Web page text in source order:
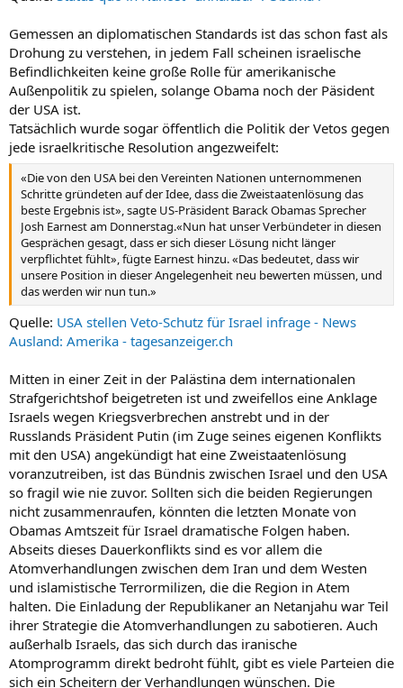
Gemessen an diplomatischen Standards ist das schon fast als
Drohung zu verstehen, in jedem Fall scheinen israelische
Befindlichkeiten keine große Rolle für amerikanische
Außenpolitik zu spielen, solange Obama noch der Päsident
der USA ist.
Tatsächlich wurde sogar öffentlich die Politik der Vetos gegen
jede israelkritische Resolution angezweifelt:
«Die von den USA bei den Vereinten Nationen unternommenen
Schritte gründeten auf der Idee, dass die Zweistaatenlösung das
beste Ergebnis ist», sagte US-Präsident Barack Obamas Sprecher
Josh Earnest am Donnerstag.«Nun hat unser Verbündeter in diesen
Gesprächen gesagt, dass er sich dieser Lösung nicht länger
verpflichtet fühlt», fügte Earnest hinzu. «Das bedeutet, dass wir
unsere Position in dieser Angelegenheit neu bewerten müssen, und
das werden wir nun tun.»
Quelle: USA stellen Veto-Schutz für Israel infrage - News
Ausland: Amerika - tagesanzeiger.ch
Mitten in einer Zeit in der Palästina dem internationalen
Strafgerichtshof beigetreten ist und zweifellos eine Anklage
Israels wegen Kriegsverbrechen anstrebt und in der
Russlands Präsident Putin (im Zuge seines eigenen Konflikts
mit den USA) angekündigt hat eine Zweistaatenlösung
voranzutreiben, ist das Bündnis zwischen Israel und den USA
so fragil wie nie zuvor. Sollten sich die beiden Regierungen
nicht zusammenraufen, könnten die letzten Monate von
Obamas Amtszeit für Israel dramatische Folgen haben.
Abseits dieses Dauerkonflikts sind es vor allem die
Atomverhandlungen zwischen dem Iran und dem Westen
und islamistische Terrormilizen, die die Region in Atem
halten. Die Einladung der Republikaner an Netanjahu war Teil
ihrer Strategie die Atomverhandlungen zu sabotieren. Auch
außerhalb Israels, das sich durch das iranische
Atomprogramm direkt bedroht fühlt, gibt es viele Parteien die
sich ein Scheitern der Verhandlungen wünschen. Die